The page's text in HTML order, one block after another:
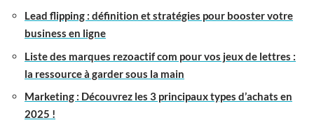
Lead flipping : définition et stratégies pour booster votre
business en ligne
Liste des marques rezoactif com pour vos jeux de lettres :
la ressource à garder sous la main
Marketing : Découvrez les 3 principaux types d’achats en
2025 !